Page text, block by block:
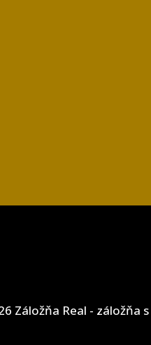
Záložňa Real - záložňa